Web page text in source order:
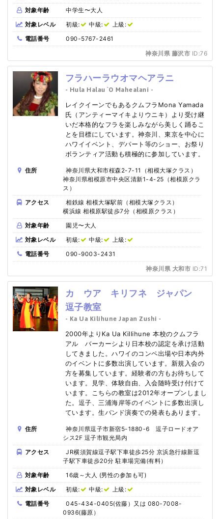
対象年齢
中学生〜大人
対象レベル
初級: 中級:
上級:
電話番号
090-5767-2461
神奈川県 藤沢市 ID:76
フラハーラウオマヘアラニ
- Hula Halau `O Mahealani -
レイクイーンでもあるクムフラMona Yamada
氏（アンティーマイキよりウニキ）より受け継
いだ本格的なフラを楽しみながら美しく踊るこ
とを目標にしています。神奈川、東京を中心に
ハワイイベント、デパート等のショー、お祭り
ボランティア活動も積極的に参加しています。
住所
神奈川県大和市桜森2-7-11（相模大塚クラス）
神奈川県相模原市中央区清新1-4-25（相模原クラ
ス）
アクセス
相鉄線 相模大塚駅前（相模大塚クラス）
横浜線 相模原駅徒歩7分（相模原クラス）
対象年齢
園児〜大人
対象レベル
初級: 中級:
上級:
電話番号
090-9003-2431
神奈川県 大和市 ID:71
カ ウア キリフネ ジャパン
逗子教室
- Ka Ua Kilihune Japan Zushi -
2000年よりKa Ua Killihune 本校のクムフラ
アル バーカーシより日本校の認定を承け活動
してきました。ハワイのコンペ出場や日本内外
のイベントに多数出演しています。新規入会の
方を募集しています。経験者の方もお待ちして
います。見学、体験自由、入会随時受け付けて
います。こちらの教室は2012年オープンしまし
た。逗子、三浦海岸等のイベントに多数出演し
ています。生バンド演奏での発表もあります。
住所
神奈川県逗子市新宿5-1880-6 逗子ロードオア
シス2F 逗子市観光局内
アクセス
JR横須賀線逗子駅下車徒歩25分 京浜急行線新逗
子駅下車徒歩20分 駐車場完備(有料）
対象年齢
16歳～大人 (男性の参加も可)
対象レベル
初級: 中級:
上級:
電話番号
045-434-0405(佐藤）又は 080-7008-
0936(藤原）